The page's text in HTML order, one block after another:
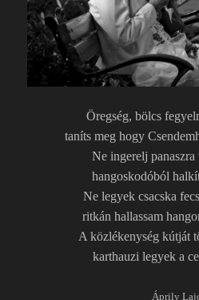
Öregség, bölcs
taníts meg hogy
Ne ingerelj panaszra
hangoskodóból
Ne legyek csacska
ritkán hallassam
A közlékenység kútját
karthauzi legyek a
Áprily